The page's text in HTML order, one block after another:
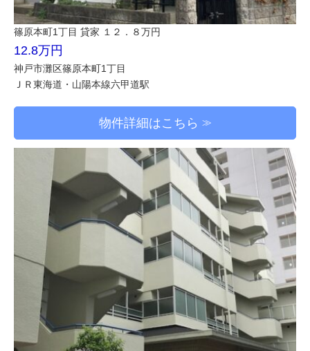
篠原本町1丁目 貸家 １２．８万円
12.8万円
神戸市灘区篠原本町1丁目
ＪＲ東海道・山陽本線六甲道駅
物件詳細はこちら